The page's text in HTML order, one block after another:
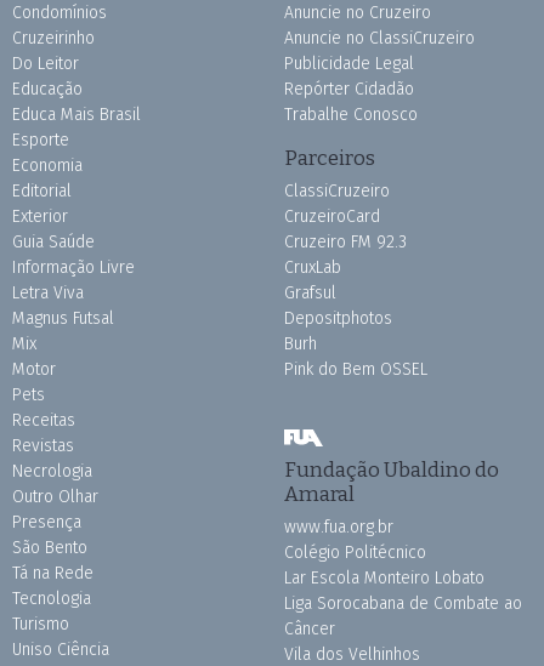
Condomínios
Cruzeirinho
Do Leitor
Educação
Educa Mais Brasil
Esporte
Economia
Editorial
Exterior
Guia Saúde
Informação Livre
Letra Viva
Magnus Futsal
Mix
Motor
Pets
Receitas
Revistas
Necrologia
Outro Olhar
Presença
São Bento
Tá na Rede
Tecnologia
Turismo
Uniso Ciência
Anuncie no Cruzeiro
Anuncie no ClassiCruzeiro
Publicidade Legal
Repórter Cidadão
Trabalhe Conosco
Parceiros
ClassiCruzeiro
CruzeiroCard
Cruzeiro FM 92.3
CruxLab
Grafsul
Depositphotos
Burh
Pink do Bem OSSEL
Fundação Ubaldino do
Amaral
www.fua.org.br
Colégio Politécnico
Lar Escola Monteiro Lobato
Liga Sorocabana de Combate ao
Câncer
Vila dos Velhinhos